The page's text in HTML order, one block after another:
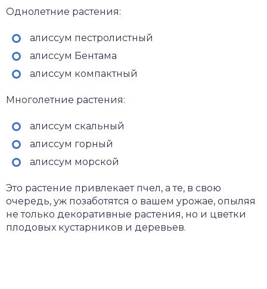
Однолетние растения:
алиссум пестролистный
алиссум Бентама
алиссум компактный
Многолетние растения:
алиссум скальный
алиссум горный
алиссум морской
Это растение привлекает пчел, а те, в свою
очередь, уж позаботятся о вашем урожае, опыляя
не только декоративные растения, но и цветки
плодовых кустарников и деревьев.